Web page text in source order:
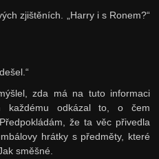
zjištěních. „Harry i s Ronem?“
zda má na tuto informaci
každému odkázal to, o čem
že ta věc přivedla
hrátky s předměty, které
směšné.